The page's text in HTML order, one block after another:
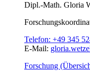
Dipl.-Math. Gloria
Telefon: +49 345
E-Mail:
Forschung